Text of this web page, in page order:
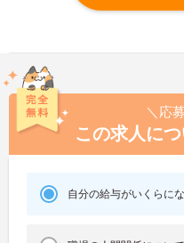
＼応
この求人に
自分の給与がいくらに